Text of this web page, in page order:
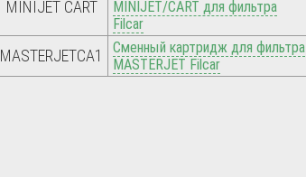
MINIJET CART
MINIJET/CART для фильтра
Filcar
MASTERJETCA1
Сменный картридж для фильтра
MASTERJET Filcar